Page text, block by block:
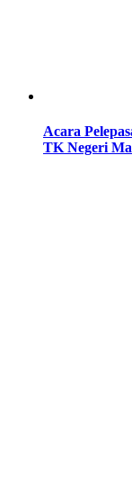
Acara
TK Negeri